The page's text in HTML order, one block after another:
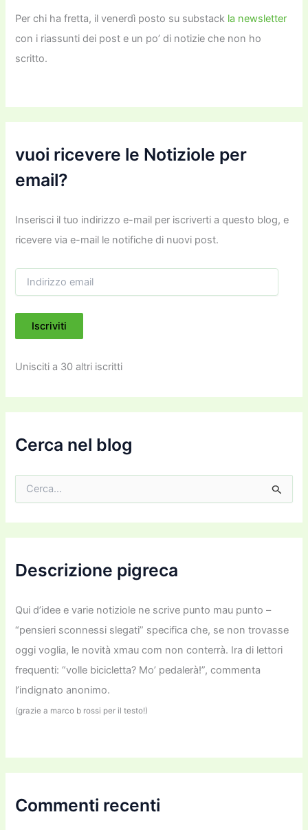
Per chi ha fretta, il venerdì posto su substack la newsletter
con i riassunti dei post e un po’ di notizie che non ho
scritto.
vuoi ricevere le Notiziole per
email?
Inserisci il tuo indirizzo e-mail per iscriverti a questo blog, e
ricevere via e-mail le notifiche di nuovi post.
i
i
z
e
m
i
Iscriviti
Unisciti a 30 altri iscritti
Cerca nel blog
c
a
Descrizione pigreca
Qui d’idee e varie notiziole ne scrive punto mau punto –
“pensieri sconnessi slegati” specifica che, se non trovasse
oggi voglia, le novità xmau com non conterrà. Ira di lettori
frequenti: “volle bicicletta? Mo’ pedalerà!”, commenta
l’indignato anonimo.
(grazie a marco b rossi per il testo!)
Commenti recenti